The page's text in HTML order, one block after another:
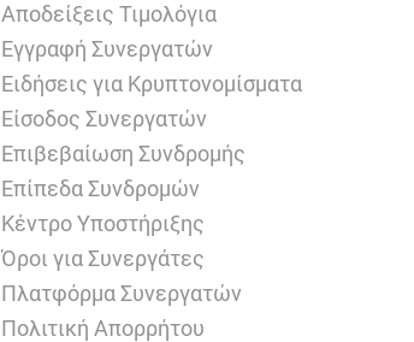
Αποδείξεις Τιμολόγια
Εγγραφή Συνεργατών
Ειδήσεις για Κρυπτονομίσματα
Είσοδος Συνεργατών
Επιβεβαίωση Συνδρομής
Επίπεδα Συνδρομών
Κέντρο Υποστήριξης
Όροι για Συνεργάτες
Πλατφόρμα Συνεργατών
Πολιτική Απορρήτου